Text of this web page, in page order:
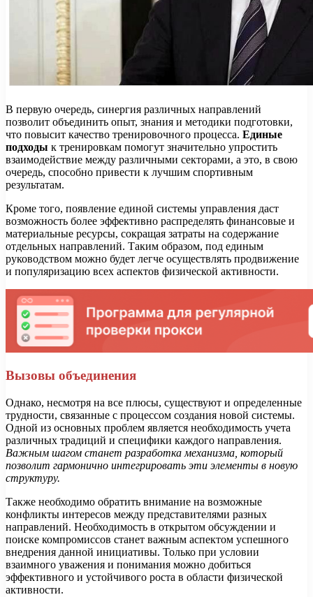
В первую очередь, синергия различных направлений
позволит объединить опыт, знания и методики подготовки,
что повысит качество тренировочного процесса. Единые
подходы к тренировкам помогут значительно упростить
взаимодействие между различными секторами, а это, в свою
очередь, способно привести к лучшим спортивным
результатам.
Кроме того, появление единой системы управления даст
возможность более эффективно распределять финансовые и
материальные ресурсы, сокращая затраты на содержание
отдельных направлений. Таким образом, под единым
руководством можно будет легче осуществлять продвижение
и популяризацию всех аспектов физической активности.
Вызовы объединения
Однако, несмотря на все плюсы, существуют и определенные
трудности, связанные с процессом создания новой системы.
Одной из основных проблем является необходимость учета
различных традиций и специфики каждого направления.
Важным шагом станет разработка механизма, который
позволит гармонично интегрировать эти элементы в новую
структуру.
Также необходимо обратить внимание на возможные
конфликты интересов между представителями разных
направлений. Необходимость в открытом обсуждении и
поиске компромиссов станет важным аспектом успешного
внедрения данной инициативы. Только при условии
взаимного уважения и понимания можно добиться
эффективного и устойчивого роста в области физической
активности.